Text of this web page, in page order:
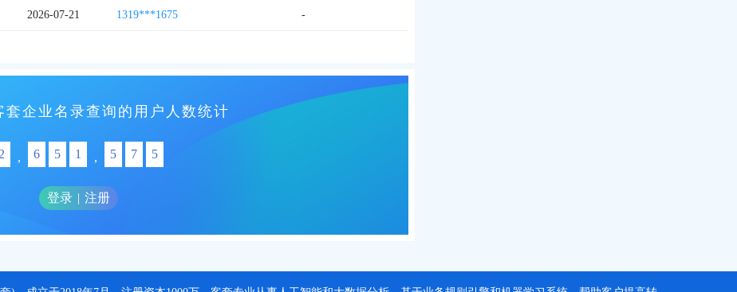
2026-07-21 1319***1675 -
套企业名录查询的用户人数统计
2 , 6 5 1 , 5 7 5
登录 | 注册